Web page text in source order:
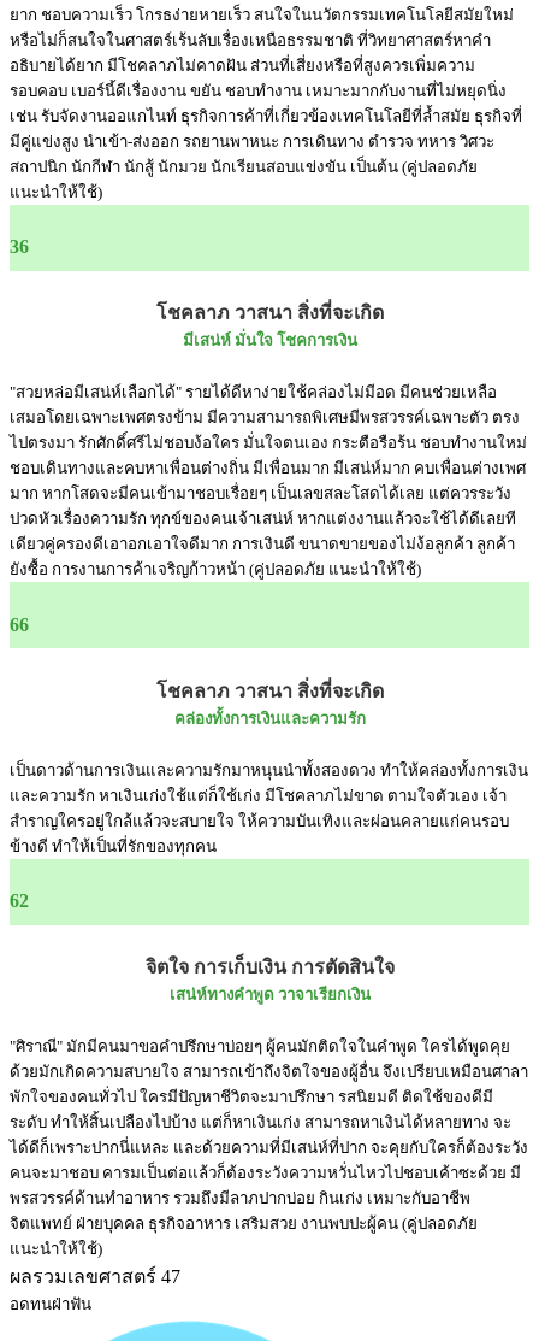
ยาก ชอบความเร็ว โกรธง่ายหายเร็ว สนใจในนวัตกรรมเทคโนโลยีสมัยใหม่
หรือไม่ก็สนใจในศาสตร์เร้นลับเรื่องเหนือธรรมชาติ ที่วิทยาศาสตร์หาคำ
อธิบายได้ยาก มีโชคลาภไม่คาดฝัน ส่วนที่เสี่ยงหรือที่สูงควรเพิ่มความ
รอบคอบ เบอร์นี้ดีเรื่องงาน ขยัน ชอบทำงาน เหมาะมากกับงานที่ไม่หยุดนิ่ง
เช่น รับจัดงานออแกไนท์ ธุรกิจการค้าที่เกี่ยวข้องเทคโนโลยีที่ล้ำสมัย ธุรกิจที่
มีคู่แข่งสูง นำเข้า-ส่งออก รถยานพาหนะ การเดินทาง ตำรวจ ทหาร วิศวะ
สถาปนิก นักกีฬา นักสู้ นักมวย นักเรียนสอบแข่งขัน เป็นต้น (คู่ปลอดภัย
แนะนำให้ใช้)
36
โชคลาภ วาสนา สิ่งที่จะเกิด
มีเสน่ห์ มั่นใจ โชคการเงิน
"สวยหล่อมีเสน่ห์เลือกได้" รายได้ดีหาง่ายใช้คล่องไม่มีอด มีคนช่วยเหลือ
เสมอโดยเฉพาะเพศตรงข้าม มีความสามารถพิเศษมีพรสวรรค์เฉพาะตัว ตรง
ไปตรงมา รักศักดิ์ศรีไม่ชอบง้อใคร มั่นใจตนเอง กระตือรือร้น ชอบทำงานใหม่
ชอบเดินทางและคบหาเพื่อนต่างถิ่น มีเพื่อนมาก มีเสน่ห์มาก คบเพื่อนต่างเพศ
มาก หากโสดจะมีคนเข้ามาชอบเรื่อยๆ เป็นเลขสละโสดได้เลย แต่ควรระวัง
ปวดหัวเรื่องความรัก ทุกข์ของคนเจ้าเสน่ห์ หากแต่งงานแล้วจะใช้ได้ดีเลยที
เดียวคู่ครองดีเอาอกเอาใจดีมาก การเงินดี ขนาดขายของไม่ง้อลูกค้า ลูกค้า
ยังซื้อ การงานการค้าเจริญก้าวหน้า (คู่ปลอดภัย แนะนำให้ใช้)
66
โชคลาภ วาสนา สิ่งที่จะเกิด
คล่องทั้งการเงินและความรัก
เป็นดาวด้านการเงินและความรักมาหนุนนำทั้งสองดวง ทำให้คล่องทั้งการเงิน
และความรัก หาเงินเก่งใช้แต่ก็ใช้เก่ง มีโชคลาภไม่ขาด ตามใจตัวเอง เจ้า
สำราญใครอยู่ใกล้แล้วจะสบายใจ ให้ความบันเทิงและผ่อนคลายแก่คนรอบ
ข้างดี ทำให้เป็นที่รักของทุกคน
62
จิตใจ การเก็บเงิน การตัดสินใจ
เสน่ห์ทางคำพูด วาจาเรียกเงิน
"ศิราณี" มักมีคนมาขอคำปรึกษาบ่อยๆ ผู้คนมักติดใจในคำพูด ใครได้พูดคุย
ด้วยมักเกิดความสบายใจ สามารถเข้าถึงจิตใจของผู้อื่น จึงเปรียบเหมือนศาลา
พักใจของคนทั่วไป ใครมีปัญหาชีวิตจะมาปรึกษา รสนิยมดี ติดใช้ของดีมี
ระดับ ทำให้สิ้นเปลืองไปบ้าง แต่ก็หาเงินเก่ง สามารถหาเงินได้หลายทาง จะ
ได้ดีก็เพราะปากนี่แหละ และด้วยความที่มีเสน่ห์ที่ปาก จะคุยกับใครก็ต้องระวัง
คนจะมาชอบ คารมเป็นต่อแล้วก็ต้องระวังความหวั่นไหวไปชอบเค้าซะด้วย มี
พรสวรรค์ด้านทำอาหาร รวมถึงมีลาภปากบ่อย กินเก่ง เหมาะกับอาชีพ
จิตแพทย์ ฝ่ายบุคคล ธุรกิจอาหาร เสริมสวย งานพบปะผู้คน (คู่ปลอดภัย
แนะนำให้ใช้)
ผลรวมเลขศาสตร์ 47
อดทนฝ่าฟัน